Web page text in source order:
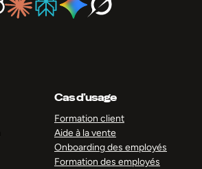
Cas d’usage
Formation client
Aide à la vente
Onboarding des employés
Formation des employés